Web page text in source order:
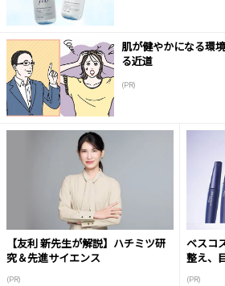
肌が健やかになる環
る近道
(PR)
【友利 新先生が解説】ハチミツ研
究＆先進サイエンス
(PR)
ベスコ
整え、
(PR)